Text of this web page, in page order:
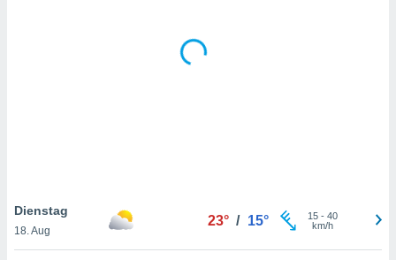
Dienstag
18. Aug
23° / 15° 15- 40
km/h